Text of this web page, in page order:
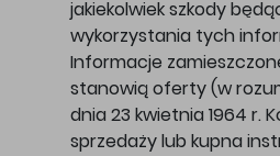
jakiekolwiek szkody
wykorzystania tych
Informacje
stanowią oferty (w
dnia 23 kwietnia 1964 r.
sprzedaży lub kupna